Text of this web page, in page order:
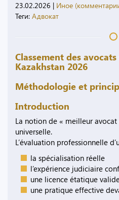
23.02.2026 | Иное
Теги: Адвокат
Classement des
Kazakhstan 2026
Méthodologie et
Introduction
La notion de « meilleur
universelle.
L’évaluation professionnelle
la spécialisation réelle
l’expérience judiciaire
une licence étatique
une pratique effective